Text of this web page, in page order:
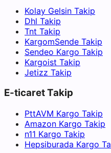
Kolay Gelsin Takip
Dhl Takip
Tnt Takip
KargomSende Takip
Sendeo Kargo Takip
Kargoist Takip
Jetizz Takip
E-ticaret Takip
PttAVM Kargo Takip
Amazon Kargo Takip
n11 Kargo Takip
Hepsiburada Kargo